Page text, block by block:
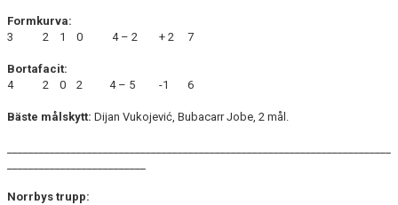
Formkurva:
3 2 1 0 4 – 2 + 2 7
Bortafacit:
4 2 0 2 4 – 5 -1 6
Bäste målskytt: Dijan Vukojević, Bubacarr Jobe, 2 mål.
Norrbys trupp: